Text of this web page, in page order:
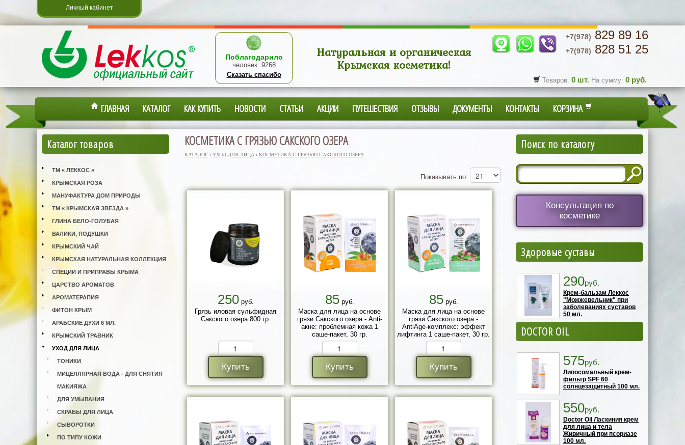
Личный кабинет
Поблагодарило
человек: 9268
Сказать спасибо
Натуральная и органическая
Крымская косметика!
+7(978) 829 89 16
+7(978) 828 51 25
Товаров: 0 шт. На сумму: 0 руб.
ГЛАВНАЯ КАТАЛОГ КАК КУПИТЬ НОВОСТИ СТАТЬИ АКЦИИ ПУТЕШЕСТВИЯ ОТЗЫВЫ ДОКУМЕНТЫ КОНТАКТЫ КОРЗИНА
Каталог товаров
ТМ « ЛЕККОС »
КРЫМСКАЯ РОЗА
МАНУФАКТУРА ДОМ ПРИРОДЫ
ТМ « КРЫМСКАЯ ЗВЕЗДА »
ГЛИНА БЕЛО-ГОЛУБАЯ
ВАЛИКИ, ПОДУШКИ
КРЫМСКИЙ ЧАЙ
КРЫМСКАЯ НАТУРАЛЬНАЯ КОЛЛЕКЦИЯ
СПЕЦИИ И ПРИПРАВЫ КРЫМА
ЦАРСТВО АРОМАТОВ
АРОМАТЕРАПИЯ
ФИТОН КРЫМ
АРАБСКИЕ ДУХИ 6 МЛ.
КРЫМСКИЙ ТРАВНИК
УХОД ДЛЯ ЛИЦА
ТОНИКИ
МИЦЕЛЛЯРНАЯ ВОДА - ДЛЯ СНЯТИЯ
МАКИЯЖА
ДЛЯ УМЫВАНИЯ
СКРАБЫ ДЛЯ ЛИЦА
СЫВОРОТКИ
ПО ТИПУ КОЖИ
КОСМЕТИКА С ГРЯЗЬЮ САКСКОГО ОЗЕРА
КАТАЛОГ › УХОД ДЛЯ ЛИЦА › КОСМЕТИКА С ГРЯЗЬЮ САКСКОГО ОЗЕРА
Показывать по:
250руб.
Грязь иловая сульфидная
Сакского озера 800 гр.
Купить
85руб.
Маска для лица на основе
грязи Сакского озера - Anti-
акне: проблемная кожа 1
саше-пакет, 30 гр.
Купить
85руб.
Маска для лица на основе
грязи Сакского озера -
AntiAge-комплекс: эффект
лифтинга 1 саше-пакет, 30 гр.
Купить
Поиск по каталогу
Консультация по
косметике
Здоровые суставы
290руб.
Крем-бальзам Леккос
"Можжевельник" при
заболеваниях суставов
50 мл.
DOCTOR OIL
575руб.
Липосомальный крем-
фильтр SPF 60
солнцезащитный 100 мл.
550руб.
Doctor Oil Ласкиния крем
для лица и тела
Живичный при псориазе
100 мл.